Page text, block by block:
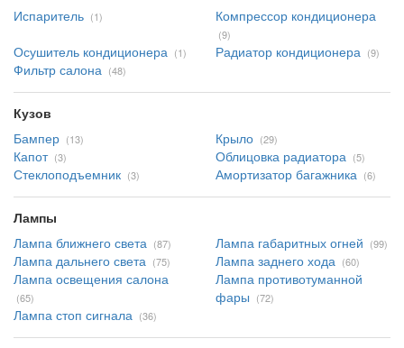
Испаритель (1) Компрессор кондиционера
(9)
Осушитель кондиционера (1) Радиатор кондиционера (9)
Фильтр салона (48)
Кузов
Бампер (13) Крыло (29)
Капот (3) Облицовка радиатора (5)
Стеклоподъемник (3) Амортизатор багажника (6)
Лампы
Лампа ближнего света (87) Лампа габаритных огней (99)
Лампа дальнего света (75) Лампа заднего хода (60)
Лампа освещения салона
(65)
Лампа противотуманной
фары (72)
Лампа стоп сигнала (36)